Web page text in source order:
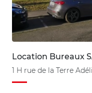
Location Bureaux
1 H rue de la Terre